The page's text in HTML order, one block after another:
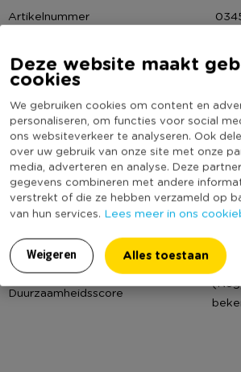
Deze website maakt
cookies
We gebruiken cookies om content en
personaliseren, om functies voor social
ons websiteverkeer te analyseren. Ook
over uw gebruik van onze site met onze
media, adverteren en analyse. Deze
gegevens combineren met andere
verstrekt of die ze hebben verzameld op
van hun services. Lees meer in ons
Weigeren Alles toestaan
van porselein.
* Diameter: 15 cm
* Kleur: blauwgrijs
* Gemaakt van porselein
* Vaatwasmachine én magnetron
Artikelnummer
Materiaal
Diameter (cm)
Producthoogte (cm)
7
Kleur
Minimale bestelhoeveelheid
3
Vorm
Met print
Nee
Vaatwasmachine bestendig
Geschikt voor magnetron
Ja
Duurzaamheidsscore